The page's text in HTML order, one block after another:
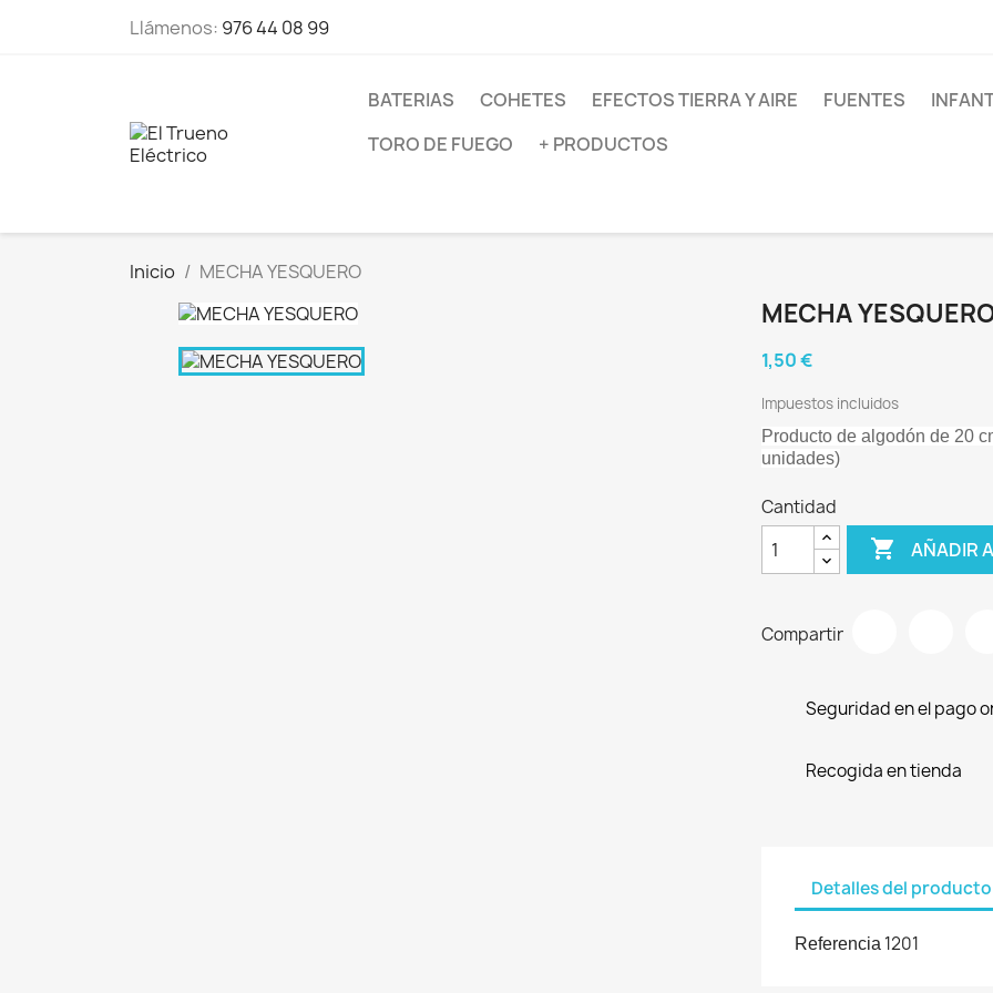
Llámenos: 976 44 08 99
BATERIAS COHETES EFECTOS TIERRA Y AIRE FUENTES
TORO DE FUEGO
+ PRODUCTOS
Inicio MECHA YESQUERO
MECHA
1,50 €
Impuestos incluidos
Producto de algodón de 20
unidades)
Cantidad
 AÑADIR
Compartir
Seguridad en el pago
Recogida en tienda
Detalles del producto
Referencia 1201